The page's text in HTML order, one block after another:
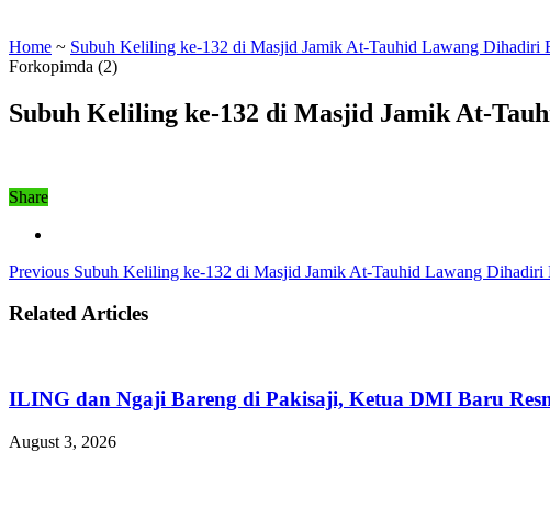
Home ~ Subuh Keliling ke-132 di Masjid Jamik At-Tauhid Lawang Dihadiri
Forkopimda (2)
Subuh Keliling ke-132 di Masjid Jamik At-
Share
Previous Subuh Keliling ke-132 di Masjid Jamik At-Tauhid Lawang Dihadiri
Related Articles
ILING dan Ngaji Bareng di Pakisaji, Ketua DMI Baru
August 3, 2026